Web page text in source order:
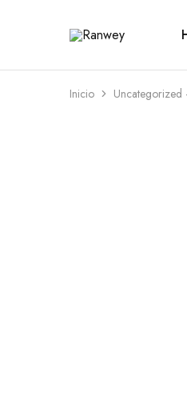
Ranwey
Tu
Tu
Diseño
Tu
Tu
—
Remeras,
Inicio Uncategorized